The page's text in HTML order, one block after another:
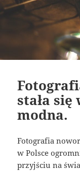
stała się
modna.
Fotografia
w Polsce
przyjściu na